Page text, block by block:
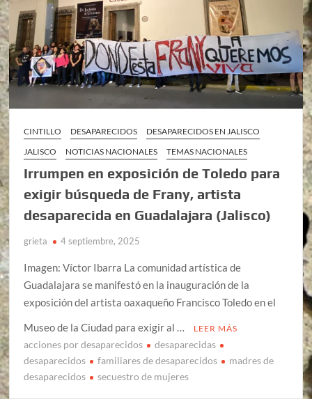
CINTILLO DESAPARECIDOS
DESAPARECIDOS EN JALISCO
JALISCO
NOTICIAS NACIONALES TEMAS NACIONALES
Irrumpen en exposición de Toledo para
exigir búsqueda de Frany, artista
desaparecida en Guadalajara (Jalisco)
grieta 4 septiembre, 2025
Imagen: Víctor Ibarra La comunidad artística de
Guadalajara se manifestó en la inauguración de la
exposición del artista oaxaqueño Francisco Toledo en el
Museo de la Ciudad para exigir al …
LEER MÁS
acciones por desaparecidos
desaparecidas
desaparecidos
familiares de desaparecidos
madres de
desaparecidos
secuestro de mujeres